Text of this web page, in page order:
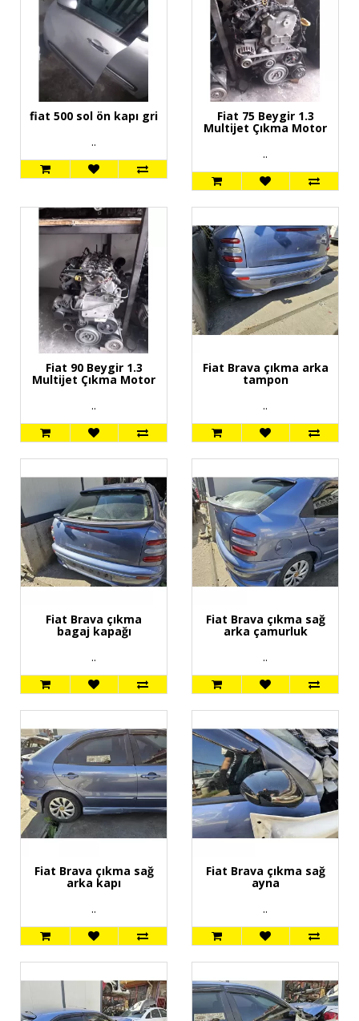
fiat 500 sol ön kapı gri
..
Fiat 75 Beygir 1.3
Multijet Çıkma Motor
..
Fiat 90 Beygir 1.3
Multijet Çıkma Motor
..
Fiat Brava çıkma arka
tampon
..
Fiat Brava çıkma
bagaj kapağı
..
Fiat Brava çıkma sağ
arka çamurluk
..
Fiat Brava çıkma sağ
arka kapı
..
Fiat Brava çıkma sağ
ayna
..